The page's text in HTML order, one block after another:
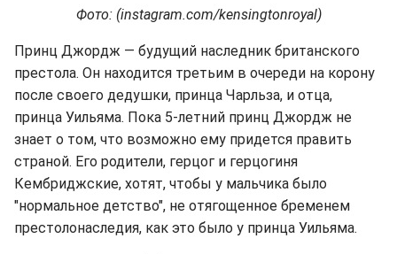
Фото: (instagram.com/kensingtonroyal)
Принц Джордж — будущий наследник британского
престола. Он находится третьим в очереди на корону
после своего дедушки, принца Чарльза, и отца,
принца Уильяма. Пока 5-летний принц Джордж не
знает о том, что возможно ему придется править
страной. Его родители, герцог и герцогиня
Кембриджские, хотят, чтобы у мальчика было
"нормальное детство", не отягощенное бременем
престолонаследия, как это было у принца Уильяма.